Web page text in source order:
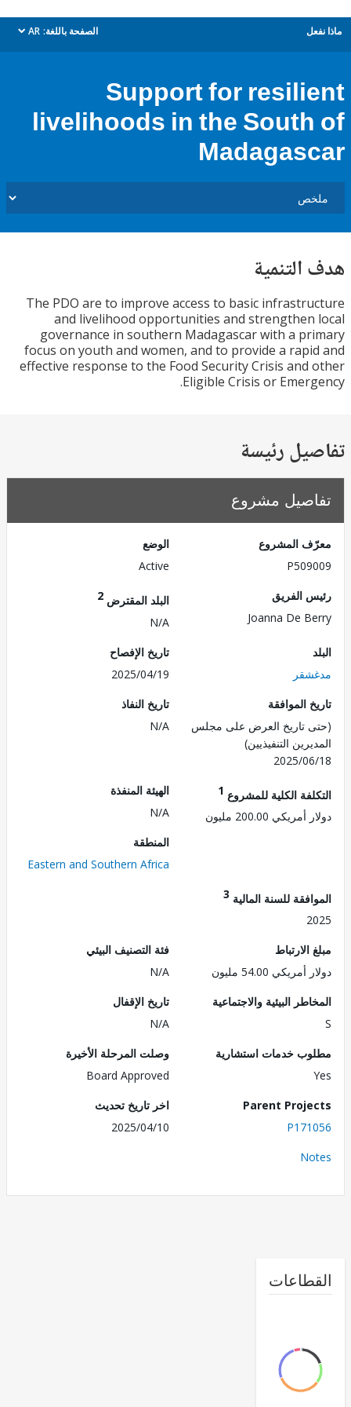
الصفحة باللغة: AR
dropdown
Support for
livelihoods in the
The PDO are to improve access to basic
and livelihood opportunities and
governance in southern Madagascar with a
focus on youth and women, and to provide a
effective response to the Food Security Crisis
Eligible Crisis or
رئيسة
مشروع
المشروع
الفريق
Joanna De
البلد المقترض
تاريخ الإفصاح
2025/04/19
الموافقة
تاريخ العرض على مجلس
التنفيذيين)
2025/
تاريخ النفاذ
N/A
الكلية للمشروع1
200.00 مليون
الهيئة المنفذة
Eastern and Southern Africa
للسنة المالية3
54.00 مليون
فئة التصنيف البيئي
البيئية والاجتماعية
تاريخ الإقفال
خدمات استشارية
وصلت المرحلة الأخيرة
Board Approved
Parent
اخر تاريخ تحديث
2025/04/10